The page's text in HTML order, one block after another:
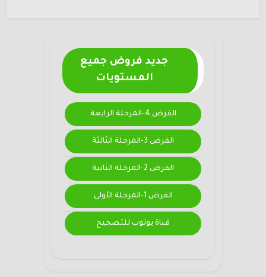
جديد فروض جميع
المستويات
الفرض 4-المرحلة الرابعة
الفرض 3-المرحلة الثالثة
الفرض 2-المرحلة الثانية
الفرض 1-المرحلة الأولى
قناة يوتوب للتصحيح